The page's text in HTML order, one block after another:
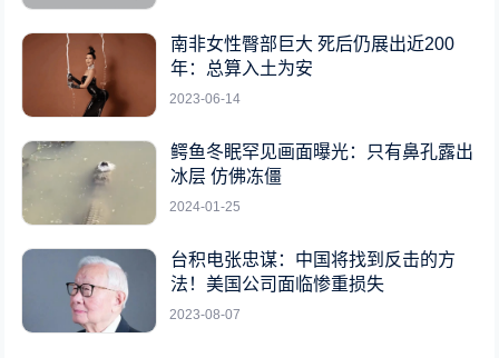
南非女性臀部巨大 死后仍展出近200
年：总算入土为安
2023-06-14
鳄鱼冬眠罕见画面曝光：只有鼻孔露出
冰层 仿佛冻僵
2024-01-25
台积电张忠谋：中国将找到反击的方
法！美国公司面临惨重损失
2023-08-07